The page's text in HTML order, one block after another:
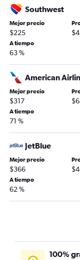
Southwest
Mejor precio
$225
A tiempo
63 %
American
Mejor precio
$317
A tiempo
71 %
JetBlue
Mejor precio
$366
A tiempo
62 %
100%